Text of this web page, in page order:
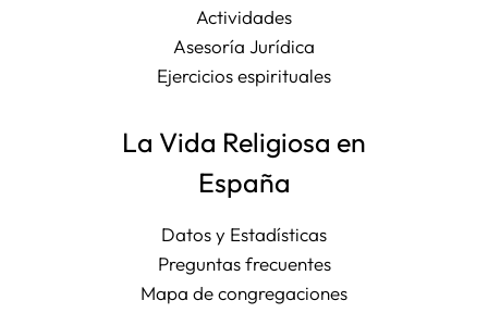
Actividades
Asesoría Jurídica
Ejercicios espirituales
La Vida Religiosa en
España
Datos y Estadísticas
Preguntas frecuentes
Mapa de congregaciones